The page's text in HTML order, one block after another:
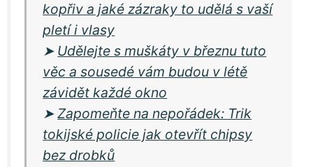
kopřiv a jaké zázraky to udělá s vaší
pletí i vlasy
➤ Udělejte s muškáty v březnu tuto
věc a sousedé vám budou v létě
závidět každé okno
➤Zapomeňte na nepořádek: Trik
tokijské policie jak otevřít chipsy
bez drobků